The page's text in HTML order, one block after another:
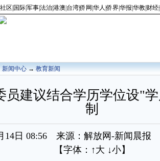
社区 国际军事法治港澳 台湾|侨网 华人 |侨界华报 华教 财经
新闻中心→教育新闻
员建议结合学历学位设"
制
14日 08:56 来源：解放网-新闻晨报
【字体： ↑大 ↓小】